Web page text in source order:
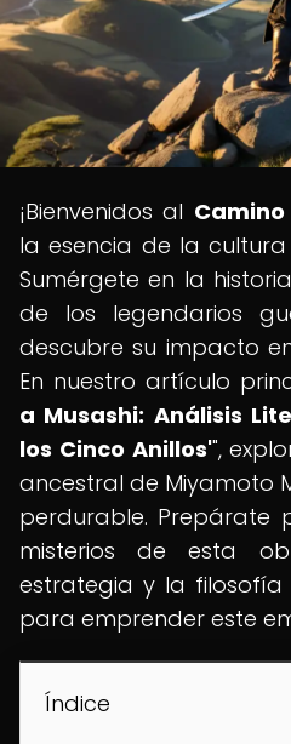
¡Bienvenidos al
la esencia de la
Sumérgete en la
de los legendarios
descubre su impacto
En nuestro artículo
a Musashi: Análisis
los Cinco Anillos'",
ancestral de Miyamoto
perdurable. Prepárate
misterios de esta
estrategia y la filosofía
para emprender este
Índice